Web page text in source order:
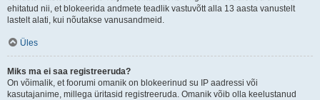
ehitatud nii, et blokeerida andmete teadlik vastuvõtt alla 13 aasta vanustelt
lastelt alati, kui nõutakse vanusandmeid.
Üles
Miks ma ei saa registreeruda?
On võimalik, et foorumi omanik on blokeerinud su IP aadressi või
kasutajanime, millega üritasid registreeruda. Omanik võib olla keelustanud